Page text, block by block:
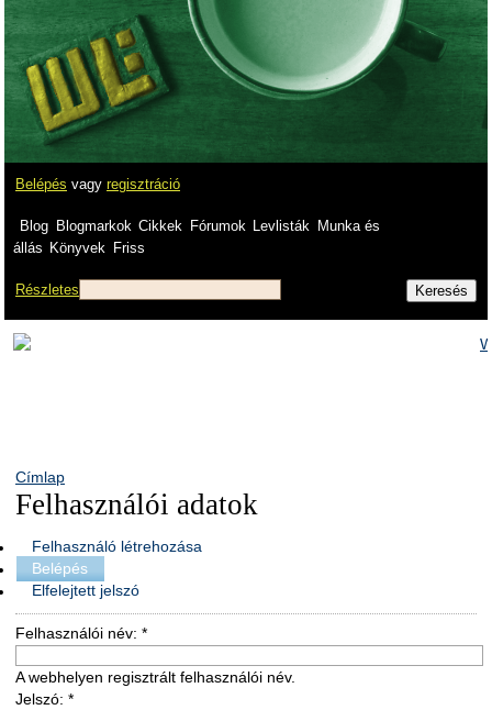
Belépés vagy regisztráció
Blog Blogmarkok Cikkek Fórumok Levlisták
Munka és
állás Könyvek Friss
Részletes
Címlap
Felhasználói adatok
Felhasználó létrehozása
Belépés
Elfelejtett jelszó
Felhasználói név: *
A webhelyen regisztrált felhasználói név.
Jelszó: *